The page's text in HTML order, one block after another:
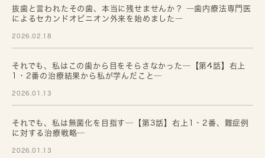
抜歯と言われたその歯、本当に残せませんか？ ―歯内療法専門医
によるセカンドオピニオン外来を始めました―
2026.02.18
それでも、私はこの歯から目をそらさなかった─【第4話】右上
1・2番の治療結果から私が学んだこと─
2026.01.13
それでも、私は無菌化を目指す─【第3話】右上1・2番、難症例
に対する治療戦略─
2026.01.13